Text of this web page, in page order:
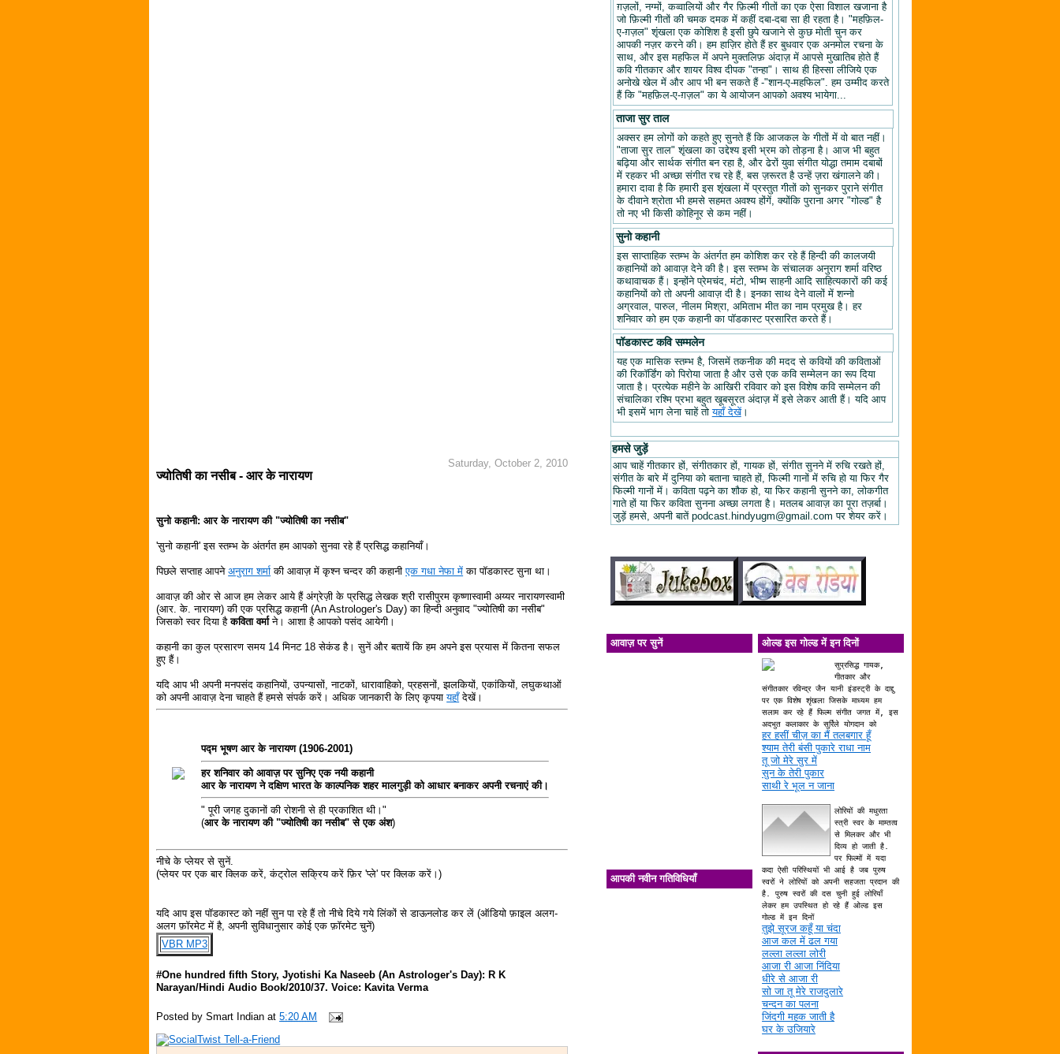
Saturday, October 2, 2010
ज्योतिषी का नसीब - आर के नारायण
सुनो कहानी: आर के नारायण की "ज्योतिषी का नसीब"
'सुनो कहानी' इस स्तम्भ के अंतर्गत हम आपको सुनवा रहे हैं प्रसिद्ध कहानियाँ।
पिछले सप्ताह आपनेअनुराग शर्मा की आवाज़ में कृश्न चन्दर की कहानीएक गधा नेफा में का पॉडकास्ट सुना था।
आवाज़ की ओर से आज हम लेकर आये हैं अंग्रेज़ी के प्रसिद्ध लेखक श्री रासीपुरम कृष्णास्वामी अय्यर नारायणस्वामी
(आर. के. नारायण) की एक प्रसिद्ध कहानी (An Astrologer's Day) का हिन्दी अनुवाद "ज्योतिषी का नसीब"
जिसको स्वर दिया हैकविता वर्माने। आशा है आपको पसंद आयेगी।
कहानी का कुल प्रसारण समय 14 मिनट 18 सेकंड है। सुनें और बतायें कि हम अपने इस प्रयास में कितना सफल
हुए हैं।
यदि आप भी अपनी मनपसंद कहानियों, उपन्यासों, नाटकों, धारावाहिको, प्रहसनों, झलकियों, एकांकियों, लघुकथाओं
को अपनी आवाज़ देना चाहते हैं हमसे संपर्क करें। अधिक जानकारी के लिए कृपयायहाँदेखें।
पद्म भूषण आर के नारायण (1906-2001)
हर शनिवार को आवाज़ पर सुनिए एक नयी कहानी
आर के नारायण ने दक्षिण भारत के काल्पनिक शहर मालगुड़ी को आधार बनाकर अपनी रचनाएं की।
" पूरी जगह दुकानों की रोशनी से ही प्रकाशित थी।"
(आर के नारायण की "ज्योतिषी का नसीब" से एक अंश)
नीचे के प्लेयर से सुनें.
(प्लेयर पर एक बार क्लिक करें, कंट्रोल सक्रिय करें फ़िर 'प्ले' पर क्लिक करें।)
यदि आप इस पॉडकास्ट को नहीं सुन पा रहे हैं तो नीचे दिये गये लिंकों से डाऊनलोड कर लें (ऑडियो फ़ाइल अलग-
अलग फ़ॉरमेट में है, अपनी सुविधानुसार कोई एक फ़ॉरमेट चुनें)
VBR MP3
#One hundred fifth Story, Jyotishi Ka Naseeb (An Astrologer's Day): R K
Narayan/Hindi Audio Book/2010/37. Voice: Kavita Verma
Posted bySmart Indian at5:20 AM
ग़ज़लों, नग्मों, कव्वालियों और गैर फ़िल्मी गीतों का एक ऐसा विशाल खजाना है
जो फ़िल्मी गीतों की चमक दमक में कहीं दबा-दबा सा ही रहता है। "महफ़िल-
ए-ग़ज़ल" शृंखला एक कोशिश है इसी छुपे खजाने से कुछ मोती चुन कर
आपकी नज़र करने की। हम हाज़िर होते हैं हर बुधवार एक अनमोल रचना के
साथ, और इस महफिल में अपने मुक्तलिफ़ अंदाज़ में आपसे मुखातिब होते हैं
कवि गीतकार और शायर विश्व दीपक "तन्हा"। साथ ही हिस्सा लीजिये एक
अनोखे खेल में और आप भी बन सकते हैं -"शान-ए-महफिल". हम उम्मीद करते
हैं कि "महफ़िल-ए-ग़ज़ल" का ये आयोजन आपको अवश्य भायेगा...
ताजा सुर ताल
अक्सर हम लोगों को कहते हुए सुनते हैं कि आजकल के गीतों में वो बात नहीं।
"ताजा सुर ताल" शृंखला का उद्देश्य इसी भ्रम को तोड़ना है। आज भी बहुत
बढ़िया और सार्थक संगीत बन रहा है, और ढेरों युवा संगीत योद्धा तमाम दबाबों
में रहकर भी अच्छा संगीत रच रहे हैं, बस ज़रूरत है उन्हें ज़रा खंगालने की।
हमारा दावा है कि हमारी इस शृंखला में प्रस्तुत गीतों को सुनकर पुराने संगीत
के दीवाने श्रोता भी हमसे सहमत अवश्य होंगें, क्योंकि पुराना अगर "गोल्ड" है
तो नए भी किसी कोहिनूर से कम नहीं।
सुनो कहानी
इस साप्ताहिक स्तम्भ के अंतर्गत हम कोशिश कर रहे हैं हिन्दी की कालजयी
कहानियों को आवाज़ देने की है। इस स्तम्भ के संचालक अनुराग शर्मा वरिष्ठ
कथावाचक हैं। इन्होंने प्रेमचंद, मंटो, भीष्म साहनी आदि साहित्यकारों की कई
कहानियों को तो अपनी आवाज़ दी है। इनका साथ देने वालों में शन्नो
अग्रवाल, पारुल, नीलम मिश्रा, अमिताभ मीत का नाम प्रमुख है। हर
शनिवार को हम एक कहानी का पॉडकास्ट प्रसारित करते हैं।
पॉडकास्ट कवि सम्मलेन
यह एक मासिक स्तम्भ है, जिसमें तकनीक की मदद से कवियों की कविताओं
की रिकॉर्डिंग को पिरोया जाता है और उसे एक कवि सम्मेलन का रूप दिया
जाता है। प्रत्येक महीने के आखिरी रविवार को इस विशेष कवि सम्मेलन की
संचालिका रश्मि प्रभा बहुत खूबसूरत अंदाज़ में इसे लेकर आती हैं। यदि आप
भी इसमें भाग लेना चाहें तोयहाँ देखें।
हमसे जुड़ें
आप चाहें गीतकार हों, संगीतकार हों, गायक हों, संगीत सुनने में रुचि रखते हों,
संगीत के बारे में दुनिया को बताना चाहते हों, फिल्मी गानों में रुचि हो या फिर गैर
फिल्मी गानों में। कविता पढ़ने का शौक हो, या फिर कहानी सुनने का, लोकगीत
गाते हों या फिर कविता सुनना अच्छा लगता है। मतलब आवाज़ का पूरा तज़र्बा।
जुड़ें हमसे, अपनी बातें podcast.hindyugm@gmail.com पर शेयर करें।
आवाज़ पर सुनें
आपकी नवीन गतिविधियाँ
ओल्ड इस गोल्ड में इन दिनों
सुप्रसिद्ध गायक,
गीतकार और
संगीतकार रविन्द्र जैन यानी इंडस्ट्री के दाद्दु
पर एक विशेष शृंखला जिसके माध्यम हम
सलाम कर रहे हैं फिल्म संगीत जगत में, इस
अदभुत कलाकार के सुर्रिले योगदान को
हर हसीं चीज़ का मैं तलबगार हूँ
श्याम तेरी बंसी पुकारे राधा नाम
तू जो मेरे सुर में
सुन के तेरी पुकार
साथी रे भूल न जाना
लोरियों की मधुरता
स्त्री स्वर के माम्तत्व
से मिलकर और भी
दिव्य हो जाती है.
पर फिल्मों में यदा
कदा ऐसी परिस्थियों भी आई है जब पुरुष
स्वरों ने लोरियों को अपनी सहजता प्रदान की
है. पुरुष स्वरों की दस चुनी हुई लोरियाँ
लेकर हम उपस्थित हो रहे हैं ओल्ड इस
गोल्ड में इन दिनों
तुझे सूरज कहूँ या चंदा
आज कल में ढल गया
लल्ला लल्ला लोरी
आजा री आजा निंदिया
धीरे से आजा री
सो जा तू मेरे राजदुलारे
चन्दन का पलना
जिंदगी महक जाती है
घर के उजियारे